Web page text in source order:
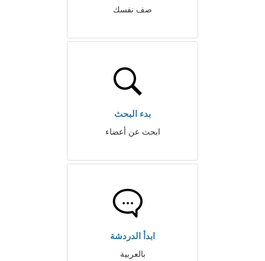
صف نفسك
بدء البحث
ابحث عن أعضاء
ابدأ الدردشة
بالعربية